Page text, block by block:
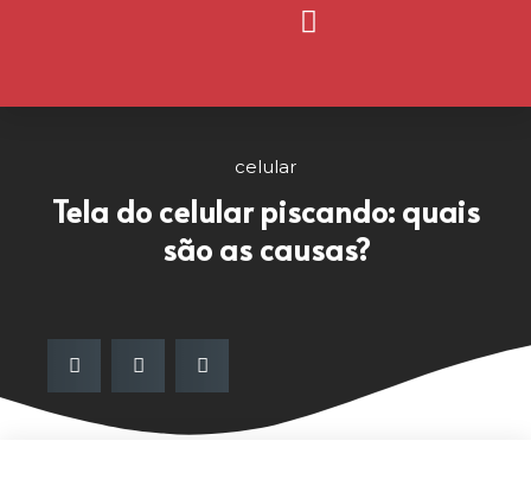
celular
Tela do celular piscando: quais
são as causas?